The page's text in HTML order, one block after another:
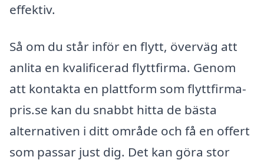
effektiv.
Så om du står inför en flytt, överväg att
anlita en kvalificerad flyttfirma. Genom
att kontakta en plattform som flyttfirma-
pris.se kan du snabbt hitta de bästa
alternativen i ditt område och få en offert
som passar just dig. Det kan göra stor